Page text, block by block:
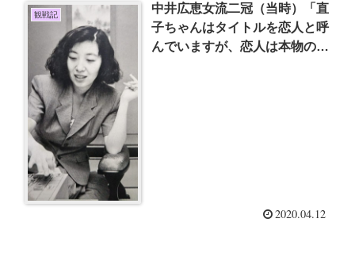
観戦記
中井広恵女流二冠（当時）「直
子ちゃんはタイトルを恋人と呼
んでいますが、恋人は本物の男
2020.04.12